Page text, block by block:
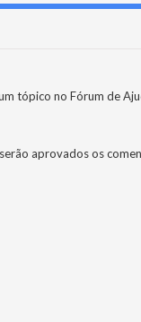
tópico no Fórum de
aprovados os